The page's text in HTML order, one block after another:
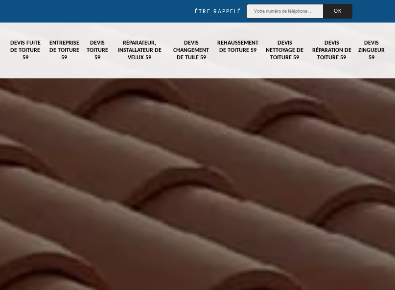
ÊTRE RAPPELÉ
DEVIS FUITE
DE TOITURE
59
ENTREPRISE
DE TOITURE
59
DEVIS
TOITURE
59
RÉPARATEUR,
INSTALLATEUR DE
VELUX 59
DEVIS
CHANGEMENT
DE TUILE 59
REHAUSSEMENT
DE TOITURE 59
DEVIS
NETTOYAGE DE
TOITURE 59
DEVIS
RÉPARATION DE
TOITURE 59
DEVIS
ZINGUEUR
59